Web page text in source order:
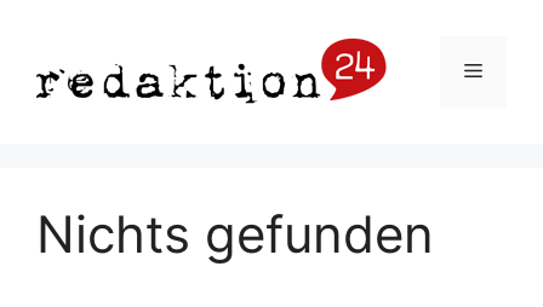
springen
Menü
Nichts gefunden